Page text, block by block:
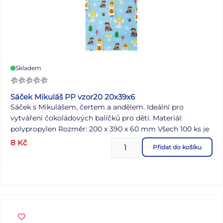
Skladem
Sáček Mikuláš PP vzor20 20x39x6
Sáček s Mikulášem, čertem a andělem. Ideální pro
vytváření čokoládových balíčků pro děti. Materiál:
polypropylen Rozměr: 200 x 390 x 60 mm Všech 100 ks je
balených v sáčku. Uvedená cena je za 1 ks.
8 Kč Přidat do košíku